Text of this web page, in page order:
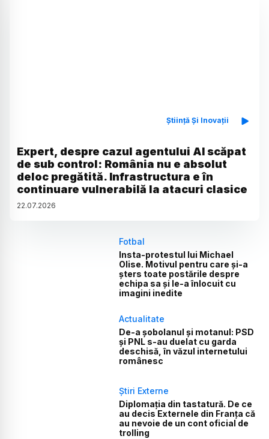
Știință Și Inovații
Expert, despre cazul agentului AI scăpat
de sub control: România nu e absolut
deloc pregătită. Infrastructura e în
continuare vulnerabilă la atacuri clasice
22.07.2026
Fotbal
Insta-protestul lui Michael
Olise. Motivul pentru care și-a
șters toate postările despre
echipa sa și le-a înlocuit cu
imagini inedite
Actualitate
De-a șobolanul și motanul: PSD
și PNL s-au duelat cu garda
deschisă, în văzul internetului
românesc
Știri Externe
Diplomația din tastatură. De ce
au decis Externele din Franța că
au nevoie de un cont oficial de
trolling